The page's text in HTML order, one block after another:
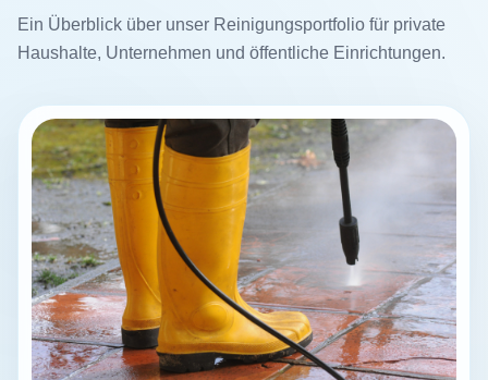
Ein Überblick über unser Reinigungsportfolio für private
Haushalte, Unternehmen und öffentliche Einrichtungen.